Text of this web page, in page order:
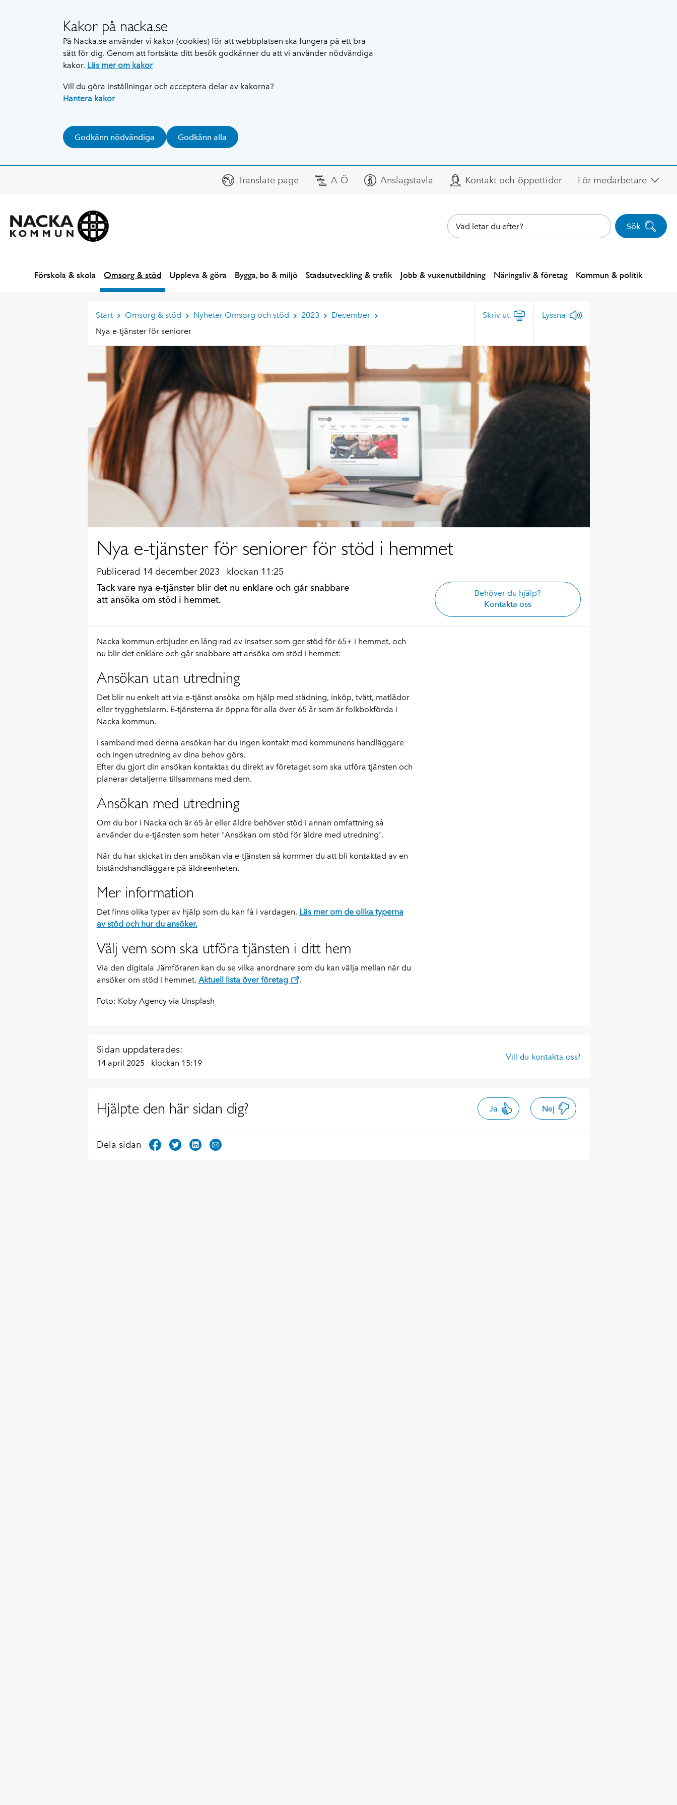
Kakor på nacka.se
På Nacka.se använder vi kakor (cookies) för att webbplatsen ska fungera på ett bra
sätt för dig. Genom att fortsätta ditt besök godkänner du att vi använder nödvändiga
kakor. Läs mer om kakor
Vill du göra inställningar och acceptera delar av kakorna?
Hantera kakor
Godkänn nödvändiga Godkänn alla
Translate page A-Ö Anslagstavla Kontakt och öppettider För medarbetare
Sök
Förskola & skola Omsorg & stöd Uppleva & göra Bygga, bo & miljö Stadsutveckling & trafik Jobb & vuxenutbildning Näringsliv & företag Kommun & politik
Start Omsorg & stöd Nyheter Omsorg och stöd 2023
December
Nya e-tjänster för seniorer
Skriv ut Lyssna
Nya e-tjänster för seniorer för stöd i hemmet
Publicerad 14 december 2023 klockan 11:25
Tack vare nya e-tjänster blir det nu enklare och går snabbare
att ansöka om stöd i hemmet.
Behöver du hjälp?
Kontakta oss
Nacka kommun erbjuder en lång rad av insatser som ger stöd för 65+ i hemmet, och
nu blir det enklare och går snabbare att ansöka om stöd i hemmet:
Ansökan utan utredning
Det blir nu enkelt att via e-tjänst ansöka om hjälp med städning, inköp, tvätt, matlådor
eller trygghetslarm. E-tjänsterna är öppna för alla över 65 år som är folkbokförda i
Nacka kommun.
I samband med denna ansökan har du ingen kontakt med kommunens handläggare
och ingen utredning av dina behov görs.
Efter du gjort din ansökan kontaktas du direkt av företaget som ska utföra tjänsten och
planerar detaljerna tillsammans med dem.
Ansökan med utredning
Om du bor i Nacka och är 65 år eller äldre behöver stöd i annan omfattning så
använder du e-tjänsten som heter "Ansökan om stöd för äldre med utredning".
När du har skickat in den ansökan via e-tjänsten så kommer du att bli kontaktad av en
biståndshandläggare på äldreenheten.
Mer information
Det finns olika typer av hjälp som du kan få i vardagen. Läs mer om de olika typerna
av stöd och hur du ansöker.
Välj vem som ska utföra tjänsten i ditt hem
Via den digitala Jämföraren kan du se vilka anordnare som du kan välja mellan när du
ansöker om stöd i hemmet. Aktuell lista över företag .
Foto: Koby Agency via Unsplash
Sidan uppdaterades:
14 april 2025 klockan 15:19
Vill du kontakta oss?
Hjälpte den här sidan dig? Ja Nej
Dela sidan